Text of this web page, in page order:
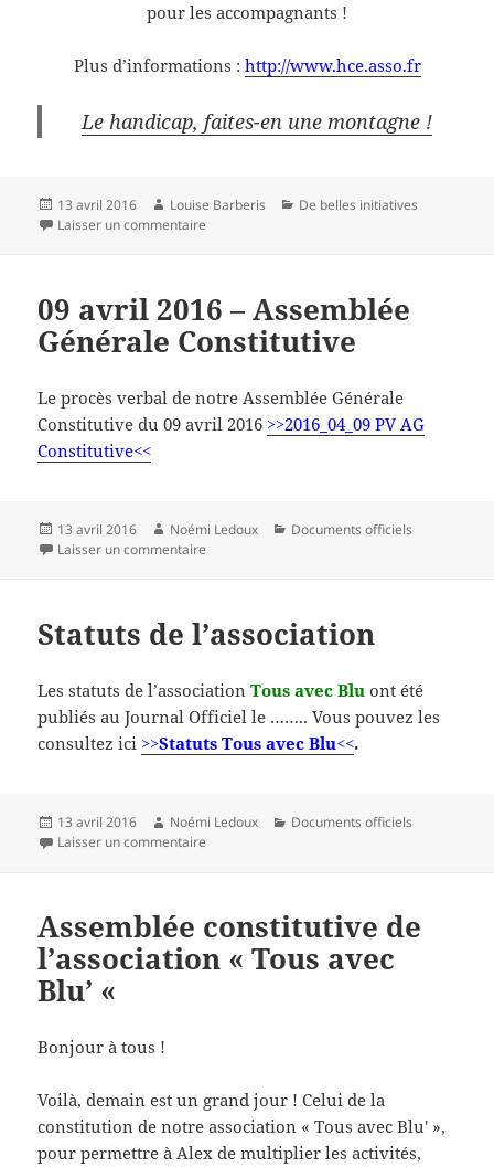
pour les accompagnants !
Plus d’informations : http://www.hce.asso.fr
Le handicap, faites-en une montagne !
Publié
le
13 avril 2016 Auteur
Louise Barberis Catégories
De belles initiatives
Laisser un commentaire
09 avril 2016 – Assemblée
Générale Constitutive
Le procès verbal de notre Assemblée Générale
Constitutive du 09 avril 2016 >>2016_04_09 PV AG
Constitutive<<
Publié
le
13 avril 2016 Auteur
Noémi Ledoux Catégories
Documents officiels
Laisser un commentaire
Statuts de l’association
Les statuts de l’associationTous avec Blu ont été
publiés au Journal Officiel le …….. Vous pouvez les
consultez ici >>Statuts Tous avec Blu<<.
Publié
le
13 avril 2016 Auteur
Noémi Ledoux Catégories
Documents officiels
Laisser un commentaire
Assemblée constitutive de
l’association « Tous avec
Blu’ «
Bonjour à tous !
Voilà, demain est un grand jour ! Celui de la
constitution de notre association « Tous avec Blu' »,
pour permettre à Alex de multiplier les activités,